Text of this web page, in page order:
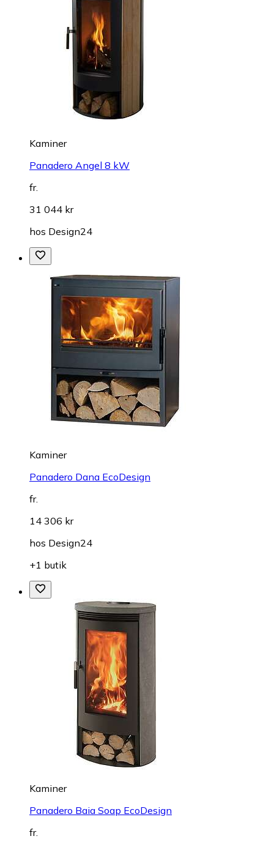
Kaminer
Panadero Angel 8 kW
fr.
31 044 kr
hos Design24
Kaminer
Panadero Dana EcoDesign
fr.
14 306 kr
hos Design24
+1 butik
Kaminer
Panadero Baia Soap EcoDesign
fr.